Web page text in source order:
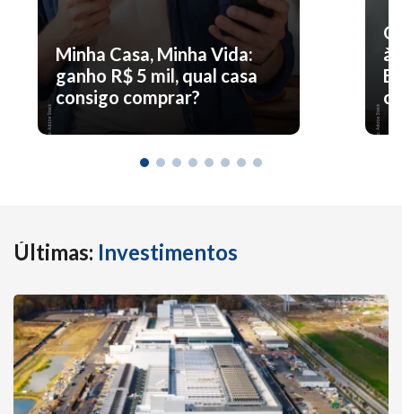
Minha Casa, Minha Vida:
ganho R$ 5 mil, qual casa
consigo comprar?
O
à
Últimas: Investimentos